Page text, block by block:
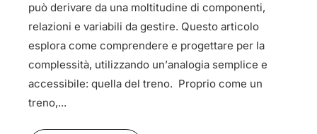
può derivare da una moltitudine di componenti,
relazioni e variabili da gestire. Questo articolo
esplora come comprendere e progettare per la
complessità, utilizzando un’analogia semplice e
accessibile: quella del treno. Proprio come un
treno,...